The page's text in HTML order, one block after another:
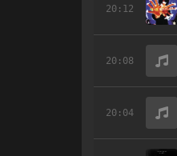
20:12
20:08
20:04